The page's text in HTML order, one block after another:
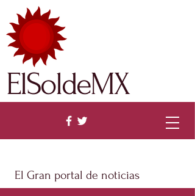
El Gran portal de noticias
ElSoldeMX